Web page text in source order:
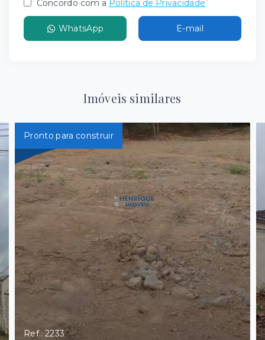
Concordo com a Política de Privacidade
WhatsApp E-mail
Imóveis similares
Pronto para construir
Ref.: 2233